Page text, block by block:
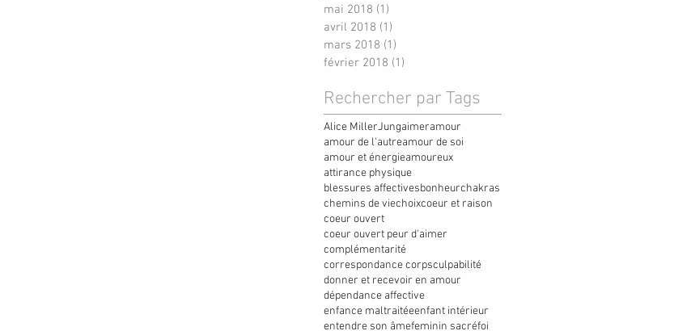
mai 2018 (1)
avril 2018 (1)
mars 2018 (1)
février 2018 (1)
Rechercher par Tags
Alice MillerJungaimeramour
amour de l'autreamour de soi
amour et énergieamoureux
attirance physique
blessures affectivesbonheurchakras
chemins de viechoixcoeur et raison
coeur ouvert
coeur ouvert peur d'aimer
complémentarité
correspondance corpsculpabilité
donner et recevoir en amour
dépendance affective
enfance maltraitéeenfant intérieur
entendre son âmefeminin sacréfoi